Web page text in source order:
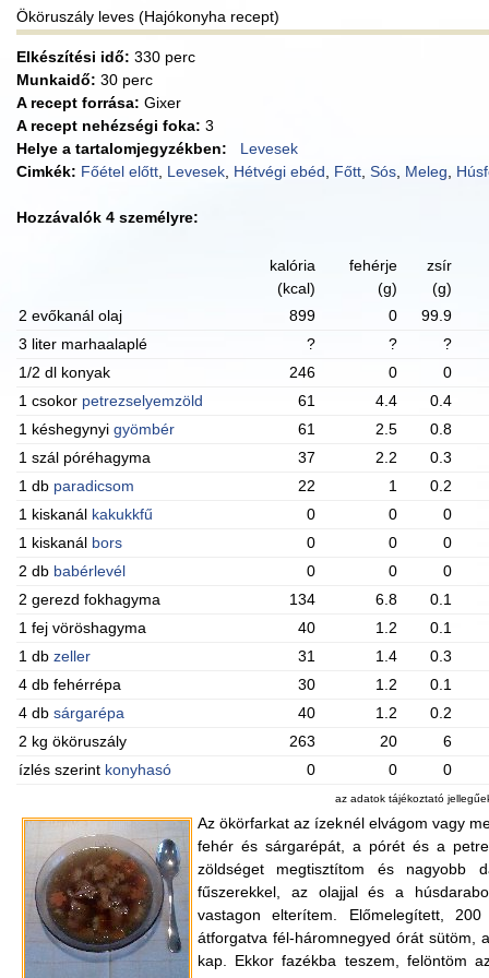
Ököruszály leves (Hajókonyha recept)
Elkészítési idő: 330 perc
Munkaidő: 30 perc
A recept forrása: Gixer
A recept nehézségi foka: 3
Helye a tartalomjegyzékben:
Levesek
Cimkék: Főétel előtt Levesek Hétvégi ebéd Főtt Sós Meleg
Hozzávalók 4 személyre:
kalória
(kcal)
fehérje
(g)
zsír
(g)
2 evőkanál olaj
899 0
99.9
3 liter marhaalaplé
? ?
?
1/2 dl konyak
246 0
0
1 csokor petrezselyemzöld 61 4.4
0.4
1 késhegynyi gyömbér 61 2.5
0.8
1 szál póréhagyma
37 2.2
0.3
1 db paradicsom 22 1
0.2
1 kiskanál kakukkfű 0 0
0
1 kiskanál bors 0 0
0
2 db babérlevél 0 0
0
2 gerezd fokhagyma
134 6.8
0.1
1 fej vöröshagyma
40 1.2
0.1
1 db zeller 31 1.4
0.3
4 db fehérrépa
30 1.2
0.1
4 db sárgarépa 40 1.2
0.2
2 kg ököruszály
263 20
6
ízlés szerint konyhasó 0 0 0
az adatok tájékoztató
Az ökörfarkat az ízeknél elvágom vagy
fehér és sárgarépát, a pórét és a
zöldséget megtisztítom és nagyobb
fűszerekkel, az olajjal és a
vastagon elterítem. Előmelegített,
átforgatva fél-háromnegyed órát sütöm,
kap. Ekkor fazékba teszem, felöntöm